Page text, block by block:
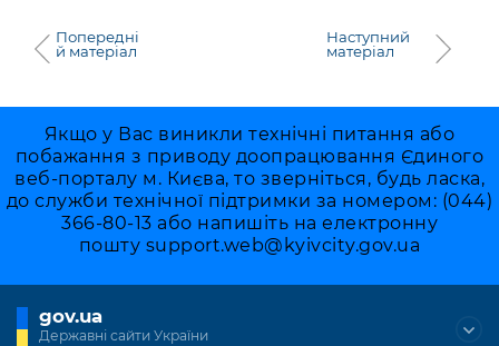
Попередні
й матеріал
Наступний
матеріал
Якщо у Вас виникли технічні питання або
побажання з приводу доопрацювання Єдиного
веб-порталу м. Києва, то зверніться, будь ласка,
до служби технічної підтримки за номером: (044)
366-80-13 або напишіть на електронну
пошту support.web@kyivcity.gov.ua
gov.ua
Державні сайти України